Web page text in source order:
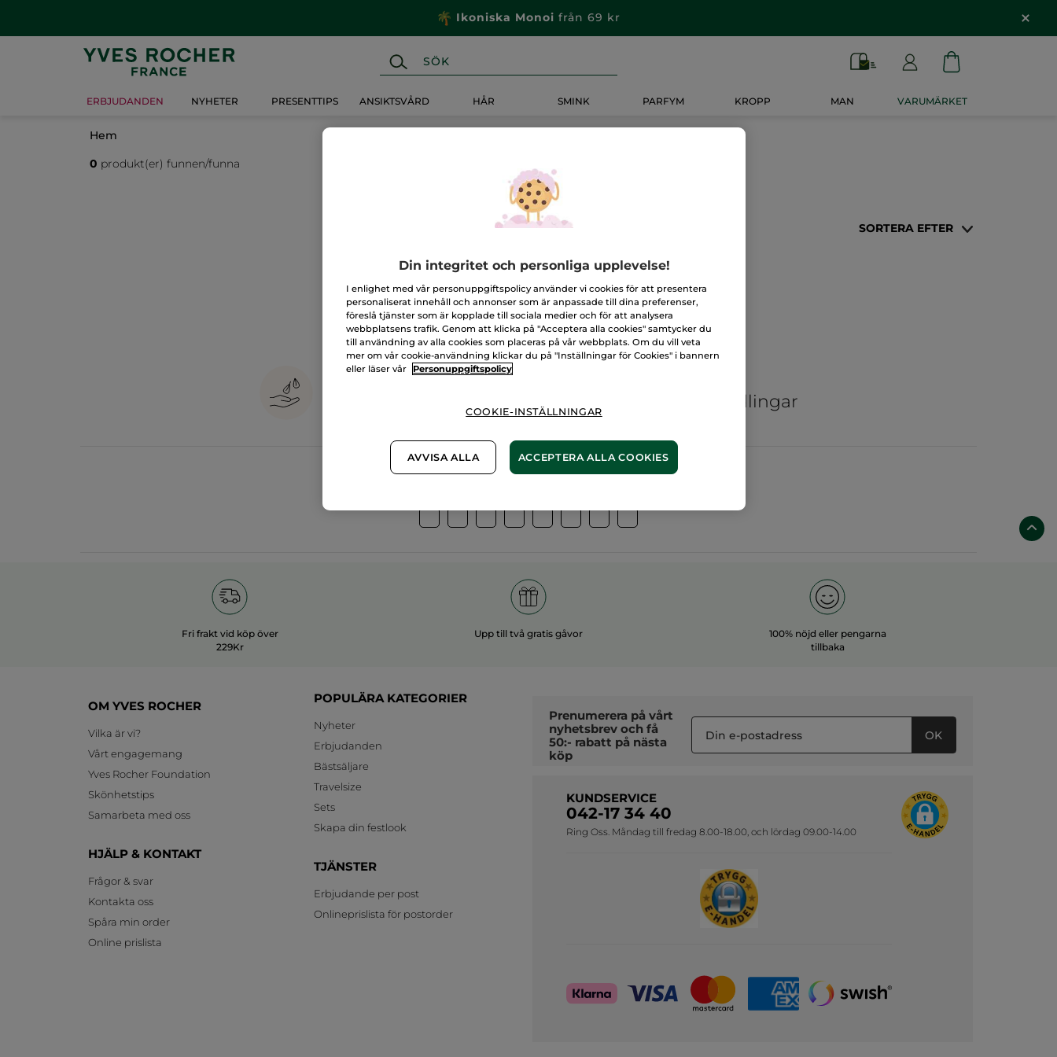
Ikoniska Monoi från 69 kr
ERBJUDANDEN NYHETER PRESENTTIPS ANSIKTSVÅRD HÅR SMINK PARFYM KROPP MAN VARUMÄRKET
Hem
0 produkt(er) funnen/funna
SORTERA EFTER
vegetabiliska
ekologiska odlingar
Övriga kategorier
Fri frakt vid köp över
229Kr
Upp till två gratis gåvor
100% nöjd eller pengarna
tillbaka
OM YVES ROCHER
Vilka är vi?
Vårt engagemang
Yves Rocher Foundation
Skönhetstips
Samarbeta med oss
HJÄLP & KONTAKT
Frågor & svar
Kontakta oss
Spåra min order
Online prislista
POPULÄRA KATEGORIER
Nyheter
Erbjudanden
Bästsäljare
Travelsize
Sets
Skapa din festlook
TJÄNSTER
Erbjudande per post
Onlineprislista för postorder
Prenumerera på vårt
nyhetsbrev och få
50:- rabatt på nästa
köp
OK
KUNDSERVICE
042-17 34 40
Ring Oss. Måndag till fredag 8.00-18.00, och lördag 09.00-14.00
Din integritet och personliga upplevelse!
I enlighet med vår personuppgiftspolicy använder vi cookies för att presentera
personaliserat innehåll och annonser som är anpassade till dina preferenser,
föreslå tjänster som är kopplade till sociala medier och för att analysera
webbplatsens trafik. Genom att klicka på "Acceptera alla cookies" samtycker du
till användning av alla cookies som placeras på vår webbplats. Om du vill veta
mer om vår cookie-användning klickar du på "Inställningar för Cookies" i bannern
eller läser vår
Personuppgiftspolicy
COOKIE-INSTÄLLNINGAR
AVVISA ALLA ACCEPTERA ALLA COOKIES